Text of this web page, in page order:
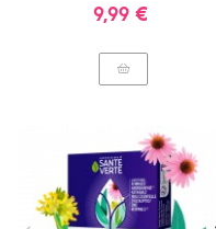
Prix
9,99 €